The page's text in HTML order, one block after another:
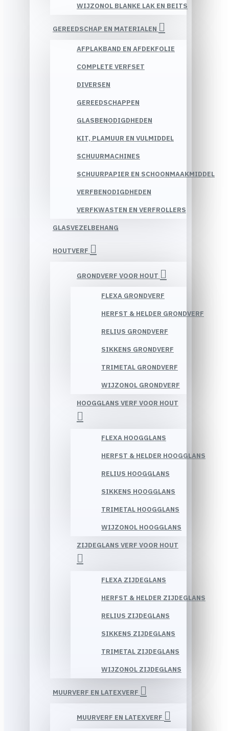
WIJZONOL BLANKE LAK EN BEITS
GEREEDSCHAP EN MATERIALEN
AFPLAKBAND EN AFDEKFOLIE
COMPLETE VERFSET
DIVERSEN
GEREEDSCHAPPEN
GLASBENODIGDHEDEN
KIT, PLAMUUR EN VULMIDDEL
SCHUURMACHINES
SCHUURPAPIER EN SCHOONMAAKMIDDEL
VERFBENODIGDHEDEN
VERFKWASTEN EN VERFROLLERS
GLASVEZELBEHANG
HOUTVERF
GRONDVERF VOOR HOUT
FLEXA GRONDVERF
HERFST & HELDER GRONDVERF
RELIUS GRONDVERF
SIKKENS GRONDVERF
TRIMETAL GRONDVERF
WIJZONOL GRONDVERF
HOOGGLANS VERF VOOR HOUT
FLEXA HOOGGLANS
HERFST & HELDER HOOGGLANS
RELIUS HOOGGLANS
SIKKENS HOOGGLANS
TRIMETAL HOOGGLANS
WIJZONOL HOOGGLANS
ZIJDEGLANS VERF VOOR HOUT
FLEXA ZIJDEGLANS
HERFST & HELDER ZIJDEGLANS
RELIUS ZIJDEGLANS
SIKKENS ZIJDEGLANS
TRIMETAL ZIJDEGLANS
WIJZONOL ZIJDEGLANS
MUURVERF EN LATEXVERF
MUURVERF EN LATEXVERF